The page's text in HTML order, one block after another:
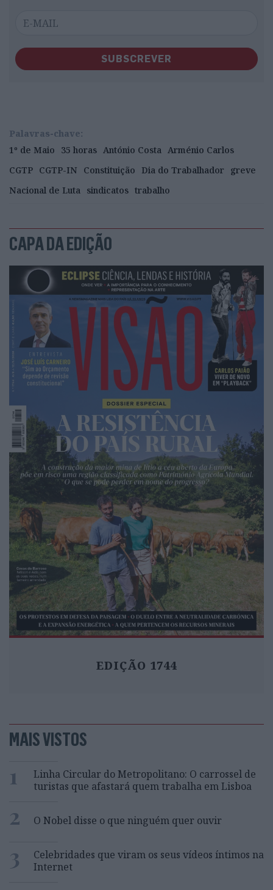
SUBSCREVER
Palavras-chave:
1º de Maio
35 horas António Costa Arménio Carlos
CGTP CGTP-IN Constituição Dia do Trabalhador
greve
Nacional de Luta sindicatos trabalho
CAPA DA EDIÇÃO
EDIÇÃO 1744
MAIS VISTOS
1
Linha Circular do Metropolitano: O carrossel de
turistas que afastará quem trabalha em Lisboa
2 O Nobel disse o que ninguém quer ouvir
3
Celebridades que viram os seus vídeos íntimos na
Internet